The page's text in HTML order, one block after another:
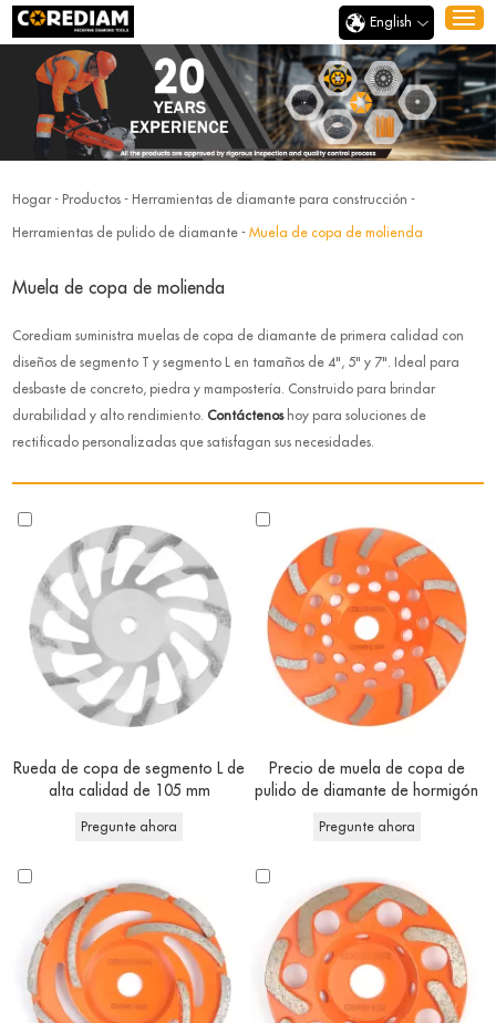
English
Hogar- Productos - Herramientas de diamante para construcción -
Herramientas de pulido de diamante -Muela de copa de molienda
Muela de copa de molienda
Corediam suministra muelas de copa de diamante de primera calidad con
diseños de segmento T y segmento L en tamaños de 4", 5" y 7". Ideal para
desbaste de concreto, piedra y mampostería. Construido para brindar
durabilidad y alto rendimiento. Contáctenoshoy para soluciones de
rectificado personalizadas que satisfagan sus necesidades.
Rueda de copa de segmento L de
alta calidad de 105 mm
Pregunte ahora
Precio de muela de copa de
pulido de diamante de hormigón
Pregunte ahora